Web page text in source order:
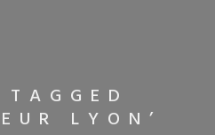
LYON’